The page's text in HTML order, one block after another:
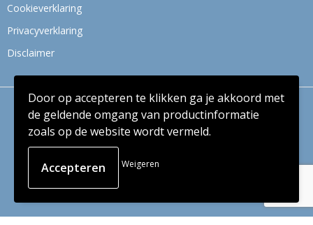
Cookieverklaring
Privacyverklaring
Disclaimer
© Copyright Context BV 2024
Door op accepteren te klikken ga je akkoord met
de geldende omgang van productinformatie
zoals op de website wordt vermeld.
Weigeren